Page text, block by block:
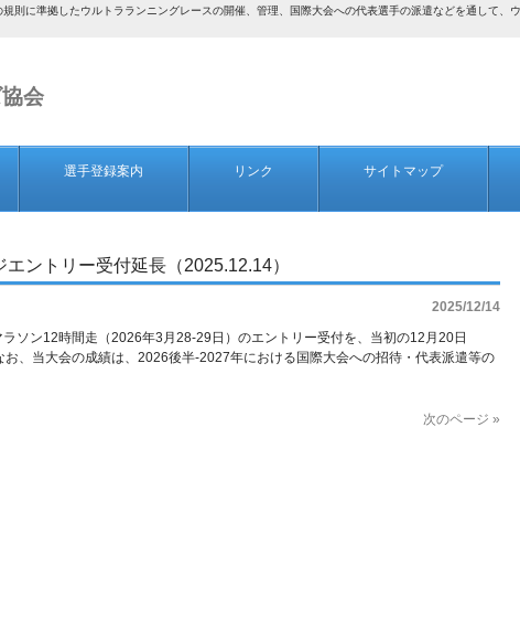
則に準拠したウルトラランニングレースの開催、管理、国際大会への代表選手の派遣などを通して、
会
選手登録案内 リンク サイトマップ
ントリー受付延長（2025.12.14）
2025/12/14
ソン12時間走（2026年3月28-29日）のエントリー受付を、当初の12月20日
お、当大会の成績は、2026後半-2027年における国際大会への招待・代表派遣等の
次のページ »